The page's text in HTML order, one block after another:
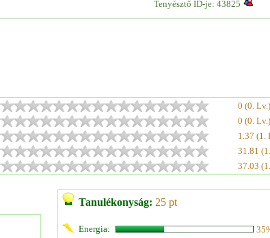
Tenyésztő ID-je: 43825
0 (0. Lv.)
0 (0. Lv.)
1.37 (1.
31.81
37.03
Tanulékonyság: 25 pt
Energia: